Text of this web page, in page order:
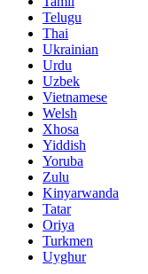
Telugu
Thai
Ukrainian
Urdu
Uzbek
Vietnamese
Welsh
Xhosa
Yiddish
Yoruba
Zulu
Kinyarwanda
Tatar
Oriya
Turkmen
Uyghur